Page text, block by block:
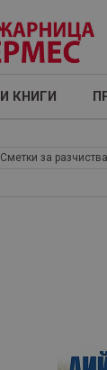
КНИГИ
Сметки за